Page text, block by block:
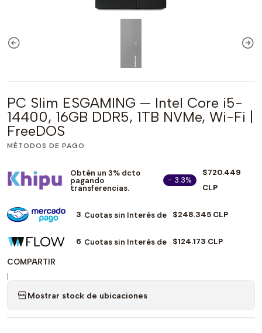
PC Slim ESGAMING — Intel Core i5-
14400, 16GB DDR5, 1TB NVMe, Wi-Fi |
FreeDOS
MÉTODOS DE PAGO
Obtén un 3% dcto
pagando
transferencias.
- 3.3%
$720.449
CLP
3 Cuotas sin Interés de $248.345 CLP
6 Cuotas sin Interés de $124.173 CLP
COMPARTIR
|
Mostrar stock de ubicaciones